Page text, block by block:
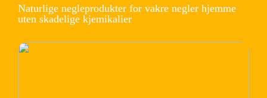
Naturlige negleprodukter for vakre negler hjemme
uten skadelige kjemikalier